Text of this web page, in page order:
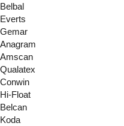
Belbal
Everts
Gemar
Anagram
Amscan
Qualatex
Conwin
Hi-Float
Belcan
Koda